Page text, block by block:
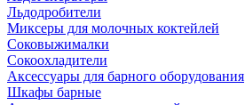
Льдодробители
Миксеры для молочных коктейлей
Соковыжималки
Сокоохладители
Аксессуары для барного оборудования
Шкафы барные